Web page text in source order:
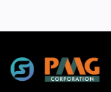
กรมพัฒนาธุรกิจการค้
ประธานมอบประกาศ